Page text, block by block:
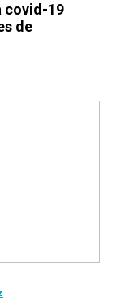
covid-19
de